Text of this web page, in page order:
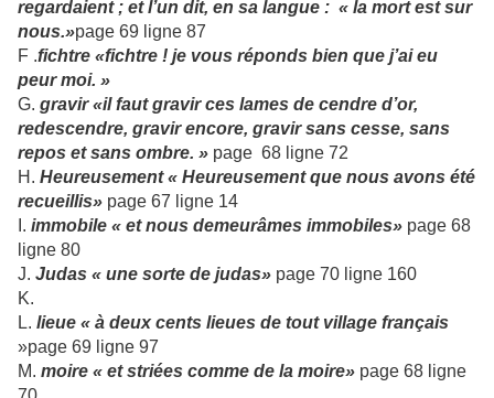
regardaient ; et l’un dit, en sa langue : « la mort est sur
nous.»page 69 ligne 87
F .fichtre «fichtre ! je vous réponds bien que j’ai eu
peur moi. »
G. gravir «il faut gravir ces lames de cendre d’or,
redescendre, gravir encore, gravir sans cesse, sans
repos et sans ombre. » page 68 ligne 72
H. Heureusement « Heureusement que nous avons été
recueillis» page 67 ligne 14
I. immobile « et nous demeurâmes immobiles» page 68
ligne 80
J. Judas « une sorte de judas» page 70 ligne 160
K.
L. lieue « à deux cents lieues de tout village français
»page 69 ligne 97
M. moire « et striées comme de la moire» page 68 ligne